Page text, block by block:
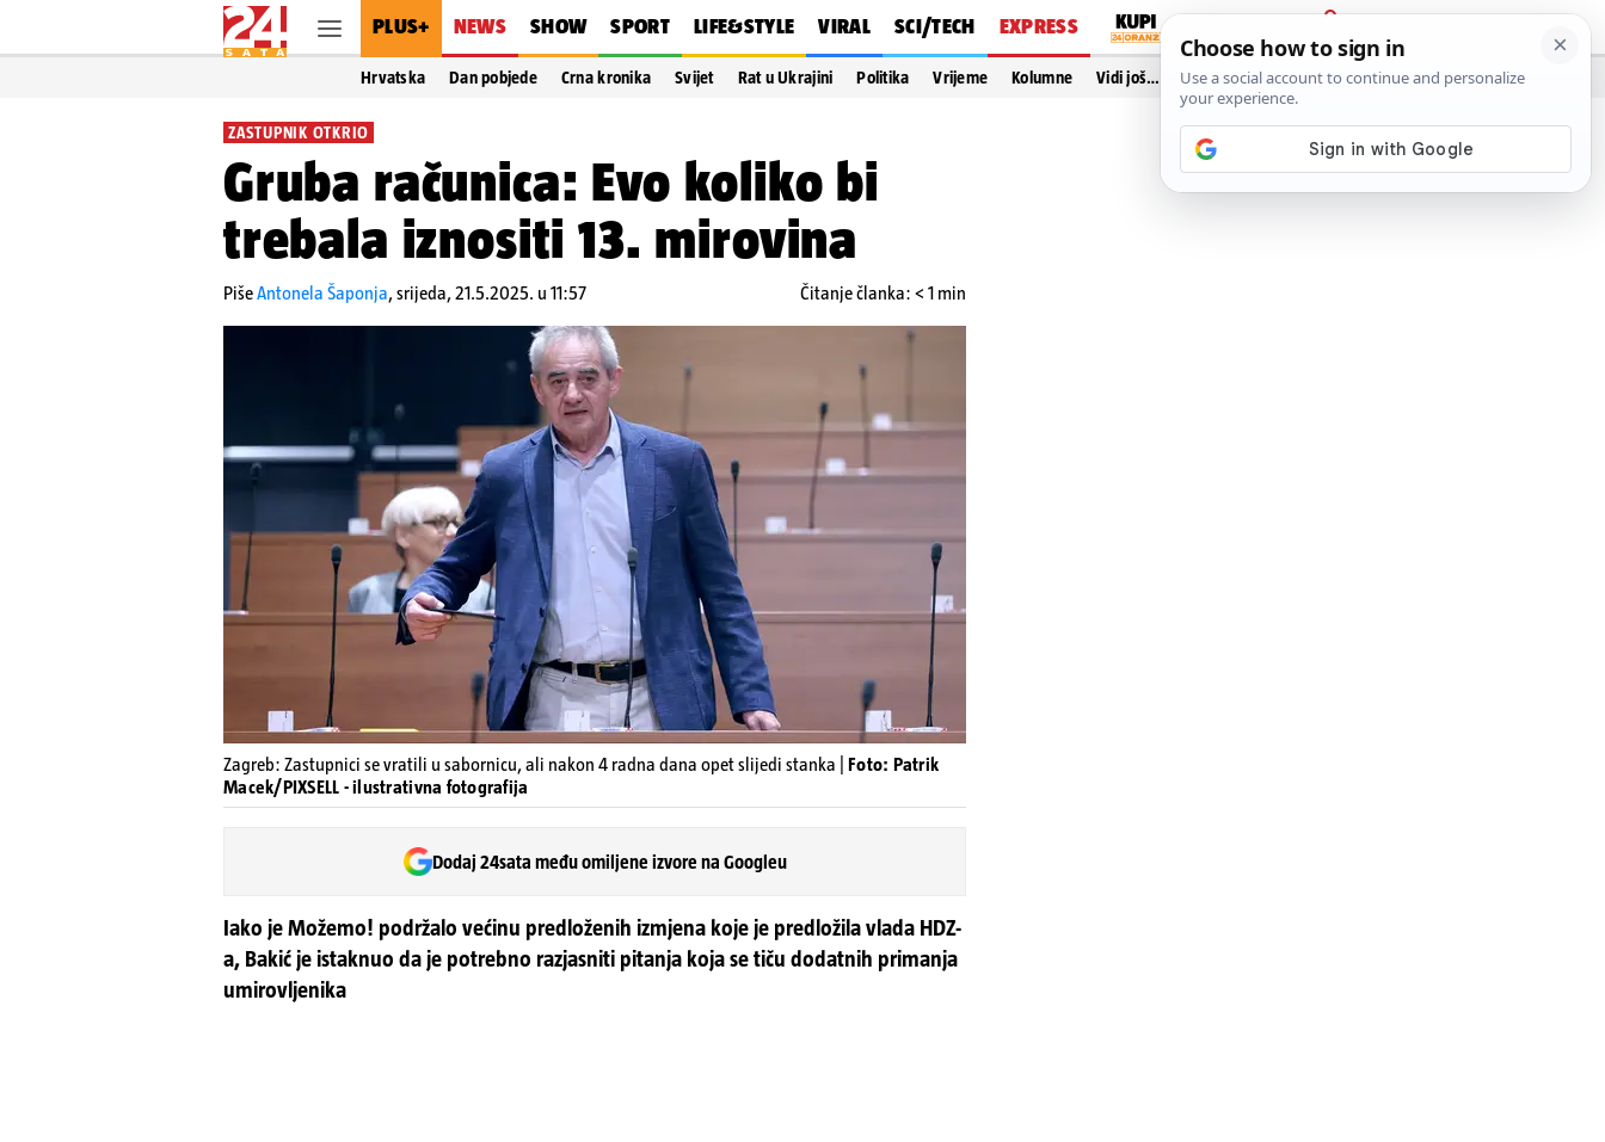
PLUS+ NEWS SHOW SPORT LIFE&STYLE VIRAL SCI/TECH EXPRESS
PRIJAVA
Hrvatska Dan pobjede Crna kronika Svijet Rat u Ukrajini Politika Vrijeme Kolumne Vidi još…
ZASTUPNIK OTKRIO
Gruba računica: Evo koliko bi
trebala iznositi 13. mirovina
PišeAntonela Šaponja,srijeda, 21.5.2025. u 11:57 Čitanje članka: < 1 min
Zagreb: Zastupnici se vratili u sabornicu, ali nakon 4 radna dana opet slijedi stanka | Foto: Patrik
Macek/PIXSELL - ilustrativna fotografija
Dodaj 24sata među omiljene izvore na Googleu
Iako je Možemo! podržalo većinu predloženih izmjena koje je predložila vlada HDZ-
a, Bakić je istaknuo da je potrebno razjasniti pitanja koja se tiču dodatnih primanja
umirovljenika